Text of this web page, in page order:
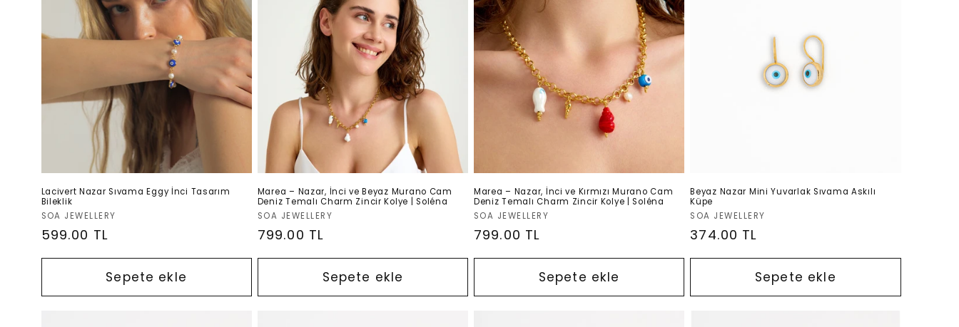
k
i
o
n
:
Lacivert Nazar Sıvama Eggy İnci Tasarım
Bileklik
Satıcı:
SOA JEWELLERY
Normal
599.00 TL
Sepete ekle
Marea – Nazar, İnci ve Beyaz Murano Cam
Deniz Temalı Charm Zincir Kolye | Soléna
Satıcı:
SOA JEWELLERY
Normal
799.00 TL
Sepete ekle
Marea – Nazar, İnci ve Kırmızı Murano Cam
Deniz Temalı Charm Zincir Kolye | Soléna
Satıcı:
SOA JEWELLERY
Normal
799.00 TL
Sepete ekle
Beyaz Nazar Mini Yuvarlak Sıvama Askılı
Küpe
Satıcı:
SOA JEWELLERY
Normal
374.00 TL
Sepete ekle